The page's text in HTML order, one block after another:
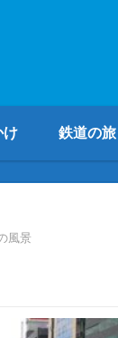
け 鉄道の旅
風景